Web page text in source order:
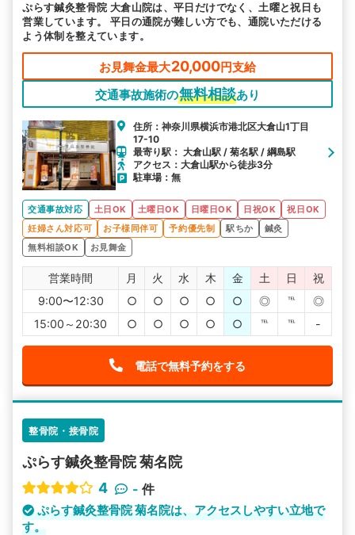
ぷらす鍼灸整骨院 大倉山院は、平日だけでなく、土曜と祝日も
営業しています。 平日の通院が難しい方でも、通院いただける
よう体制を整えています。
お見舞金最大20,000円支給
交通事故施術の無料相談あり
住所：神奈川県横浜市港北区大倉山1丁目
17-10
最寄り駅： 大倉山駅 / 菊名駅 / 綱島駅
アクセス：大倉山駅から徒歩3分
駐車場：無
交通事故対応 土日OK 土曜日OK 日曜日OK 日祝OK
祝日OK
妊婦さん対応可
お子様同伴可 予約優先制 駅ちか
鍼灸
無料相談OK
お見舞金
営業時間 月 火 水 木 金 土 日
祝
9:00〜12:30
○ ○ ○ ○ ○ ◎ ℡
◎
15:00～20:30
○ ○ ○ ○ ○ ℡ ℡ -
電話で無料予約をする
整骨院・接骨院
ぷらす鍼灸整骨院 菊名院
4
- 件
ぷらす鍼灸整骨院 菊名院は、アクセスしやすい立地で
す。